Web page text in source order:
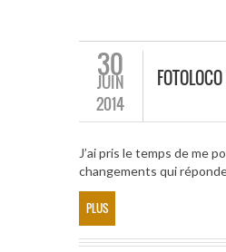
30
JUIN
2014
J’ai pris le temps de me
changements qui
PLUS